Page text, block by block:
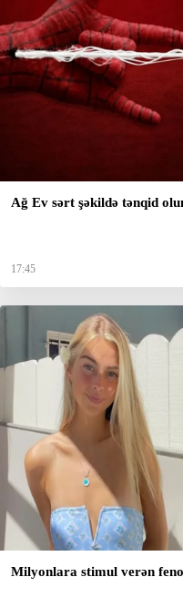
Ağ Ev sərt şəkildə tənqid
17:45
Milyonlara stimul verən